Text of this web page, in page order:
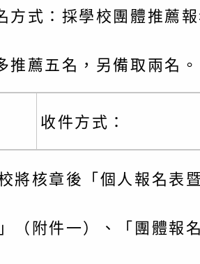
「阿德勒心理
輔導的應用」
遊戲 - 兒童遊
坊 （中部場
學年度整合性
「爸媽不暴走
戲治療學會
「空間的療癒
戲室之規畫與
生福利部「政
意之可及性格
市桃園區中埔
市115年度兒
理訓練-獨輪
」
立羅東高級中
教育議題深化
壇與生命塔羅
跑馬燈文字
片
育部特殊教育
及國中小身障
立臺中教育大
方式：採學校團體推薦
推薦五名，另備取兩名。
收件方式：
將核章後「個人報名表
（附件一）、「團體報